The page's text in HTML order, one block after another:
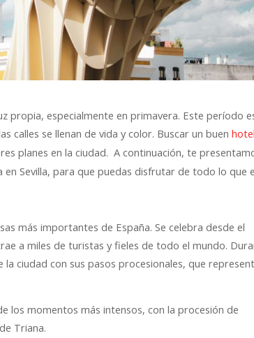
propia, especialmente en primavera. Este período
calles se llenan de vida y color. Buscar un buen
planes en la ciudad. A continuación, te
Sevilla, para que puedas disfrutar de todo lo que
más importantes de España. Se celebra desde el
a miles de turistas y fieles de todo el mundo.
ciudad con sus pasos procesionales, que
los momentos más intensos, con la procesión de
Triana.